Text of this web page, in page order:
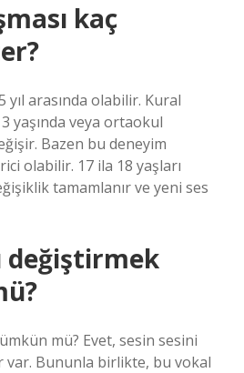
kaç
yıl arasında olabilir. Kural
yaşında veya ortaokul
Bazen bu deneyim
olabilir. 17 ila 18 yaşları
tamamlanır ve yeni ses
değiştirmek
mü? Evet, sesin sesini
Bununla birlikte, bu vokal